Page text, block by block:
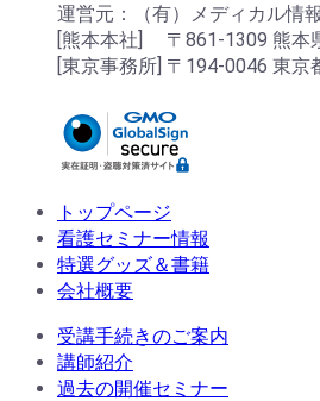
運営元：（有）メディカル情
[熊本本社] 〒861-1309 熊本
[東京事務所] 〒194-0046 東
トップページ
看護セミナー情報
特選グッズ＆書籍
会社概要
受講手続きのご案内
講師紹介
過去の開催セミナー